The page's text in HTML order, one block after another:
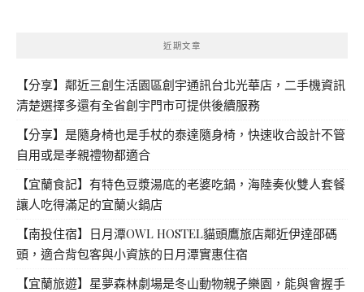
近期文章
【分享】鄰近三創生活園區創宇通訊台北光華店，二手機資訊
清楚選擇多還有全省創宇門市可提供後續服務
【分享】是隨身椅也是手杖的泰達隨身椅，快速收合設計不管
自用或是孝親禮物都適合
【宜蘭食記】有特色豆漿湯底的老婆吃鍋，海陸奏伙雙人套餐
讓人吃得滿足的宜蘭火鍋店
【南投住宿】日月潭OWL HOSTEL貓頭鷹旅店鄰近伊達邵碼
頭，適合背包客與小資族的日月潭實惠住宿
【宜蘭旅遊】星夢森林劇場是冬山動物親子樂園，能與會握手